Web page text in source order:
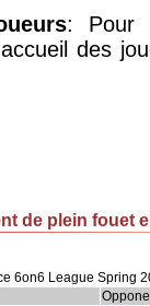
: Pour
des
de plein fouet
6on6 League Spring